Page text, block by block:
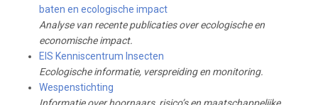
baten en ecologische impact
Analyse van recente publicaties over ecologische en
economische impact.
EIS Kenniscentrum Insecten
Ecologische informatie, verspreiding en monitoring.
Wespenstichting
Informatie over hoornaars, risico’s en maatschappelijke